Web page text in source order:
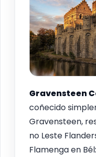
Gravensteen
coñecido
Gravensteen,
no Leste
Flamenga en